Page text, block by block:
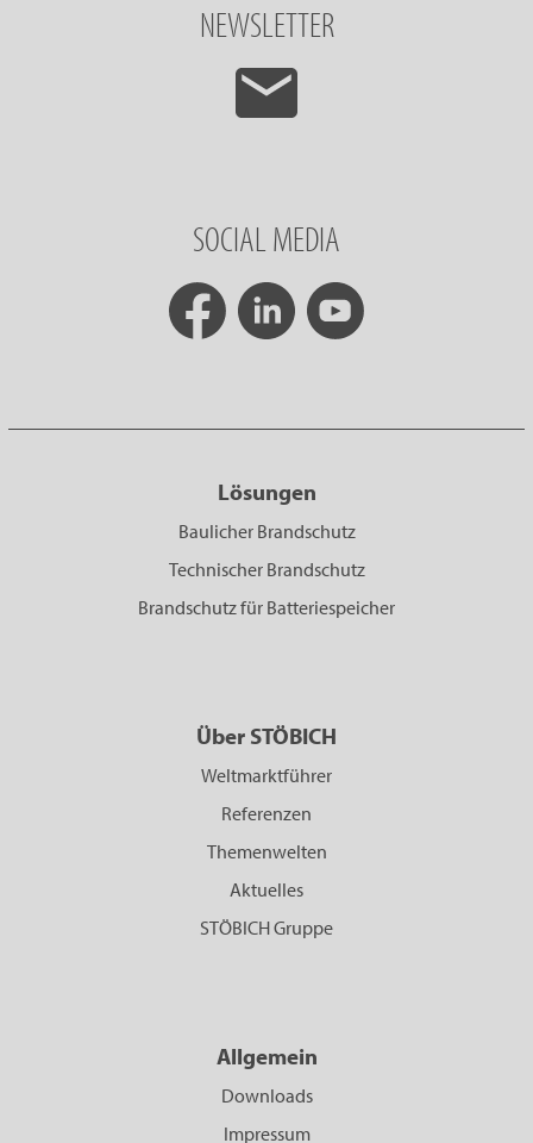
NEWSLETTER
SOCIAL MEDIA
Lösungen
Baulicher Brandschutz
Technischer Brandschutz
Brandschutz für Batteriespeicher
Über STÖBICH
Weltmarktführer
Referenzen
Themenwelten
Aktuelles
STÖBICH Gruppe
Allgemein
Downloads
Impressum